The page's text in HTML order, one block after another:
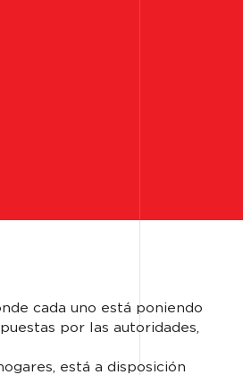
cada uno está poniendo
por las autoridades,
está a disposición